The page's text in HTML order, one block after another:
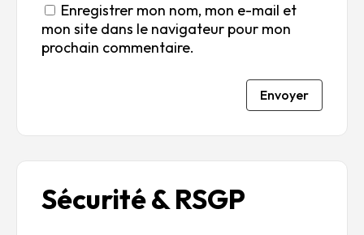
Enregistrer mon nom, mon e-mail et
mon site dans le navigateur pour mon
prochain commentaire.
Envoyer
Sécurité & RSGP